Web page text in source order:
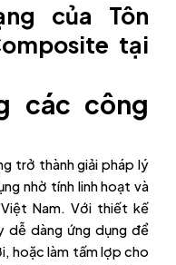
của Tôn
tại
các công
trở thành giải pháp lý
nhờ tính linh hoạt và
Nam. Với thiết kế
dễ dàng ứng dụng để
hoặc làm tấm lợp cho